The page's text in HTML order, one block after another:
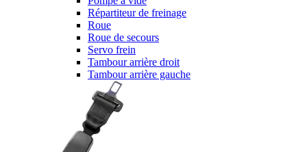
Répartiteur de freinage
Roue
Roue de secours
Servo frein
Tambour arrière droit
Tambour arrière gauche